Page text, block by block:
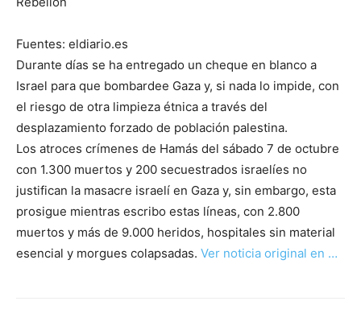
Fuentes: eldiario.es
Durante días se ha entregado un cheque en blanco a
Israel para que bombardee Gaza y, si nada lo impide, con
el riesgo de otra limpieza étnica a través del
desplazamiento forzado de población palestina.
Los atroces crímenes de Hamás del sábado 7 de octubre
con 1.300 muertos y 200 secuestrados israelíes no
justifican la masacre israelí en Gaza y, sin embargo, esta
prosigue mientras escribo estas líneas, con 2.800
muertos y más de 9.000 heridos, hospitales sin material
esencial y morgues colapsadas. Ver noticia original en …